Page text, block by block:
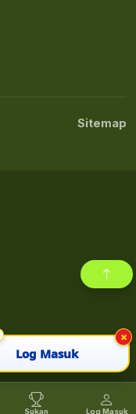
Sitemap
Sukan Log Masuk
Log Masuk
×